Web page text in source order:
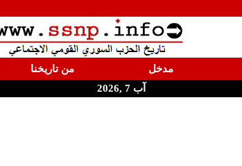
مدخل من تاريخنا
آب 7 ,2026